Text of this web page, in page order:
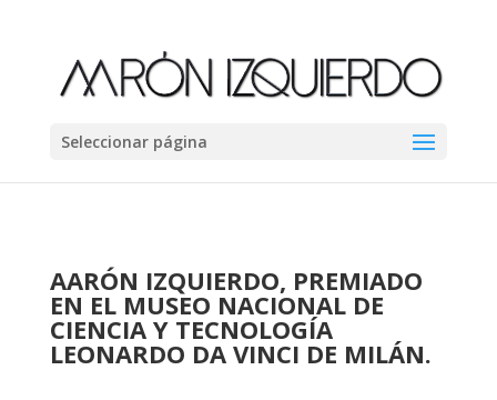
Seleccionar página
AARÓN IZQUIERDO, PREMIADO
EN EL MUSEO NACIONAL DE
CIENCIA Y TECNOLOGÍA
LEONARDO DA VINCI DE MILÁN.